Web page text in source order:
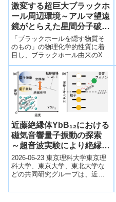
激変する超巨大ブラックホ
ール周辺環境～アルマ望遠
鏡がとらえた星間分子破壊
の現場～
「ブラックホールを隠す物質そ
のもの」の物理化学的性質に着
目し、ブラックホール由来のX
線がもたらす特異な現象（星間
分子の破壊と加熱）を、最新の
電波望遠鏡アルマによる星間物
質の直接高解像度観測で捉える
ことに世界で初めて成功した。
星間化学の知見に基づく本手法
を適用することで、今後はブラ
ックホール研究のミッシングピ
ースであった「埋もれたブラッ
クホール」も多数発掘可能とな
り、その性質の包括的理解につ
ながることが期待。
近藤絶縁体YbB₁₂における
磁気音響量子振動の探索
～超音波実験により絶縁体
相の謎に迫る～
2026-06-23 東京理科大学東京理
科大学、東京大学、東北大学な
どの共同研究グループは、近藤
きた量子振動の起源を解明する